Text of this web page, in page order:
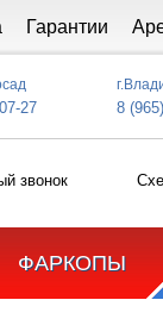
Гарантии
27 8
звонок
ФАРКОПЫ